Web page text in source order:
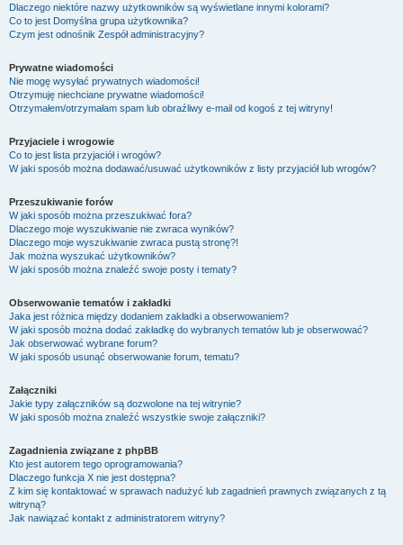
Dlaczego niektóre nazwy użytkowników są wyświetlane innymi kolorami?
Co to jest Domyślna grupa użytkownika?
Czym jest odnośnik Zespół administracyjny?
Prywatne wiadomości
Nie mogę wysyłać prywatnych wiadomości!
Otrzymuję niechciane prywatne wiadomości!
Otrzymałem/otrzymałam spam lub obraźliwy e-mail od kogoś z tej witryny!
Przyjaciele i wrogowie
Co to jest lista przyjaciół i wrogów?
W jaki sposób można dodawać/usuwać użytkowników z listy przyjaciół lub wrogów?
Przeszukiwanie forów
W jaki sposób można przeszukiwać fora?
Dlaczego moje wyszukiwanie nie zwraca wyników?
Dlaczego moje wyszukiwanie zwraca pustą stronę?!
Jak można wyszukać użytkowników?
W jaki sposób można znaleźć swoje posty i tematy?
Obserwowanie tematów i zakładki
Jaka jest różnica między dodaniem zakładki a obserwowaniem?
W jaki sposób można dodać zakładkę do wybranych tematów lub je obserwować?
Jak obserwować wybrane forum?
W jaki sposób usunąć obserwowanie forum, tematu?
Załączniki
Jakie typy załączników są dozwolone na tej witrynie?
W jaki sposób można znaleźć wszystkie swoje załączniki?
Zagadnienia związane z phpBB
Kto jest autorem tego oprogramowania?
Dlaczego funkcja X nie jest dostępna?
Z kim się kontaktować w sprawach nadużyć lub zagadnień prawnych związanych z tą
witryną?
Jak nawiązać kontakt z administratorem witryny?